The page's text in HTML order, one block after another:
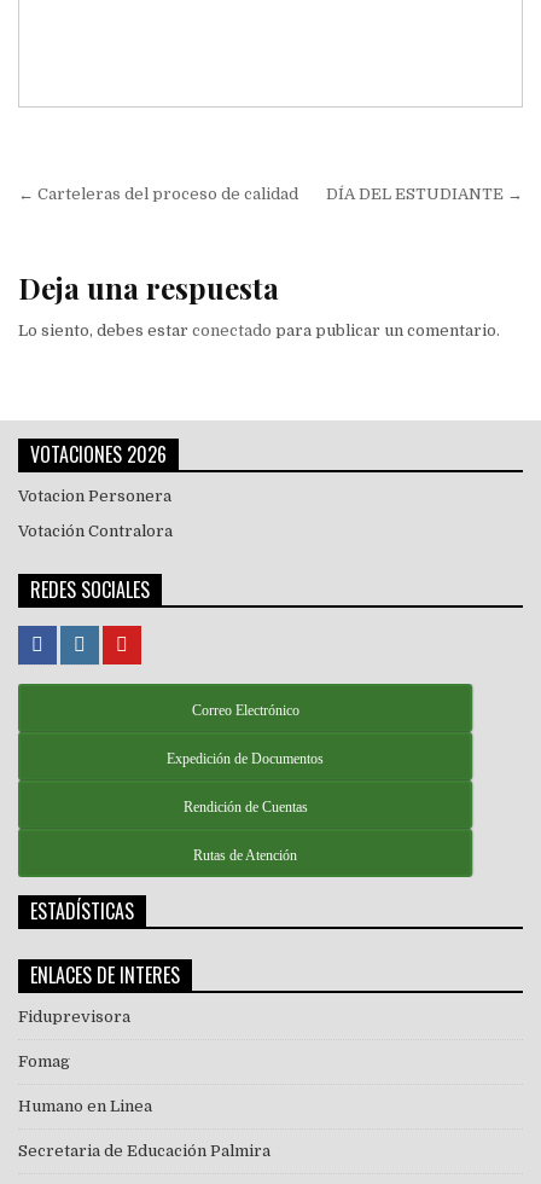
Navegación
entradas
DÍA DEL ESTUDIANTE →
Deja una respuesta
Lo siento, debes estar conectado para publicar un comentario.
VOTACIONES 2026
Votacion Personera
Votación Contralora
REDES SOCIALES
Correo Electrónico
Expedición de Documentos
Rendición de Cuentas
Rutas de Atención
ESTADÍSTICAS
ENLACES DE INTERES
Fiduprevisora
Fomag
Humano en Linea
Secretaria de Educación Palmira